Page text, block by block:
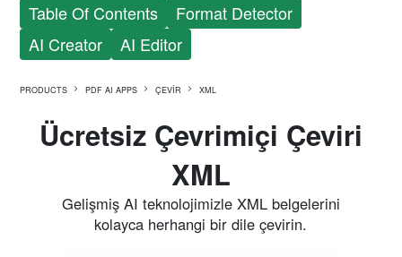
Table Of Contents
Format Detector
AI Creator
AI Editor
PRODUCTS PDF AI APPS ÇEVIR XML
Ücretsiz Çevrimiçi Çeviri
XML
Gelişmiş AI teknolojimizle XML belgelerini
kolayca herhangi bir dile çevirin.